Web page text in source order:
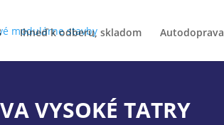
Ihneď k odberu, skladom Autodoprava
VYSOKÉ TATRY